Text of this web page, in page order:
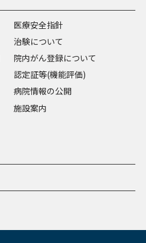
医療安全指針
治験について
院内がん登録について
認定証等(機能評価)
病院情報の公開
施設案内